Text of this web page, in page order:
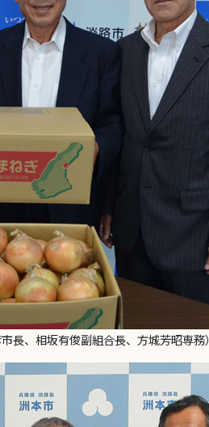
長、相坂有俊副組合長、方城芳昭専務）